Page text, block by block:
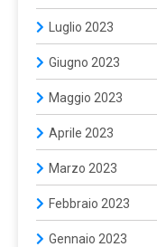
Luglio 2023
Giugno 2023
Maggio 2023
Aprile 2023
Marzo 2023
Febbraio 2023
Gennaio 2023